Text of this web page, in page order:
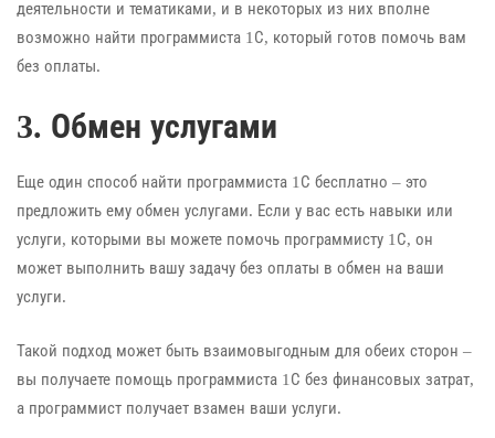
деятельности и тематиками, и в некоторых из них вполне
возможно найти программиста 1С, который готов помочь вам
без оплаты.
3. Обмен услугами
Еще один способ найти программиста 1С бесплатно – это
предложить ему обмен услугами. Если у вас есть навыки или
услуги, которыми вы можете помочь программисту 1С, он
может выполнить вашу задачу без оплаты в обмен на ваши
услуги.
Такой подход может быть взаимовыгодным для обеих сторон –
вы получаете помощь программиста 1С без финансовых затрат,
а программист получает взамен ваши услуги.